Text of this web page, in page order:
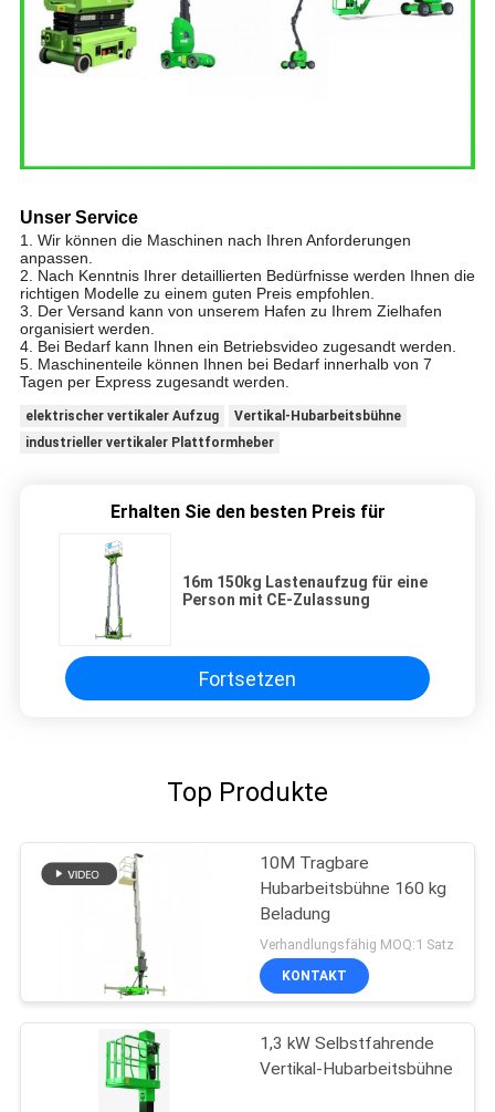
Unser Service
1. Wir können die Maschinen nach Ihren Anforderungen
anpassen.
2. Nach Kenntnis Ihrer detaillierten Bedürfnisse werden Ihnen die
richtigen Modelle zu einem guten Preis empfohlen.
3. Der Versand kann von unserem Hafen zu Ihrem Zielhafen
organisiert werden.
4. Bei Bedarf kann Ihnen ein Betriebsvideo zugesandt werden.
5. Maschinenteile können Ihnen bei Bedarf innerhalb von 7
Tagen per Express zugesandt werden.
elektrischer vertikaler Aufzug
Vertikal-Hubarbeitsbühne
industrieller vertikaler Plattformheber
Erhalten Sie den besten Preis für
16m 150kg Lastenaufzug für eine
Person mit CE-Zulassung
Fortsetzen
Top Produkte
10M Tragbare
Hubarbeitsbühne 160 kg
Beladung
Verhandlungsfähig MOQ:1 Satz
KONTAKT
1,3 kW Selbstfahrende
Vertikal-Hubarbeitsbühne